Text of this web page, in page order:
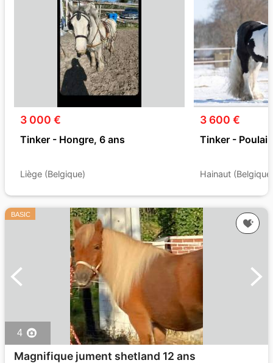
3 000 €
Tinker - Hongre, 6 ans
Liège (Belgique)
3 600 €
Tinker -
Hainaut
BASIC
4
Magnifique jument shetland 12 ans